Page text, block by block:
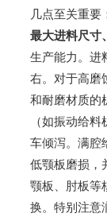
几点至关重要
最大进料尺寸
生产能力。进
右。对于高磨
和耐磨材质的
（如振动给
车倾泻。满腔
低颚板磨损，
颚板、肘板等
换。特别注意